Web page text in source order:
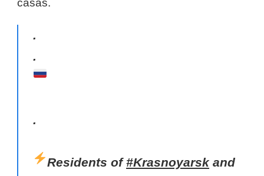
casas.
.
.
.
Residents of#Krasnoyarskand